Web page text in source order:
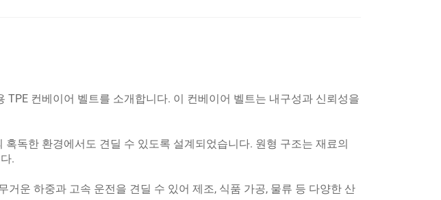
컨베이어 벨트를 소개합니다. 이 컨베이어 벨트는 내구성과 신뢰성을
독한 환경에서도 견딜 수 있도록 설계되었습니다. 원형 구조는 재료의
.
운 하중과 고속 운전을 견딜 수 있어 제조, 식품 가공, 물류 등 다양한 산